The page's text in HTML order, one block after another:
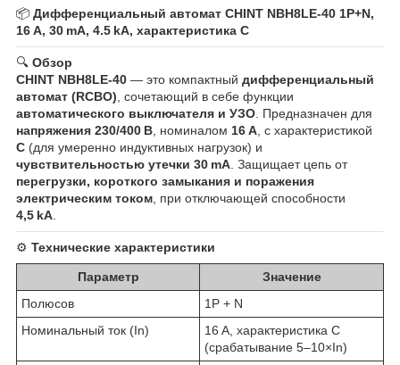
📦 Дифференциальный автомат CHINT NBH8LE‑40 1P+N,
16 A, 30 mA, 4.5 kA, характеристика C
🔍 Обзор
CHINT NBH8LE‑40 — это компактный дифференциальный
автомат (RCBO) , сочетающий в себе функции
автоматического выключателя и УЗО . Предназначен для
напряжения 230/400 В , номиналом 16 A , с характеристикой
C (для умеренно индуктивных нагрузок) и
чувствительностью утечки 30 mA . Защищает цепь от
перегрузки, короткого замыкания и поражения
электрическим током , при отключающей способности
4,5 kA
⚙️ Технические характеристики
Параметр
Значение
Полюсов
1P + N
Номинальный ток (In)
16 A, характеристика C
(срабатывание 5–10×In)